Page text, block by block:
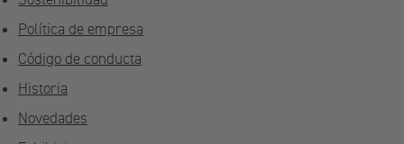
Política de empresa
Código de conducta
Historia
Novedades